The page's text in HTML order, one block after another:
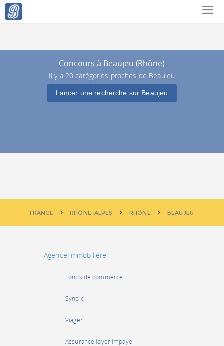
Concours à Beaujeu (Rhône)
Il y a 20 catégories proches de Beaujeu
Lancer une recherche sur Beaujeu
FRANCE RHÔNE-ALPES RHÔNE BEAUJEU
Agence immobilière
Fonds de commerce
Syndic
Viager
Assurance loyer impayé